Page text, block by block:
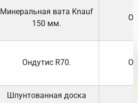
Минеральная вата Knauf
150 мм.
Ондутис R70.
Шпунтованная доска